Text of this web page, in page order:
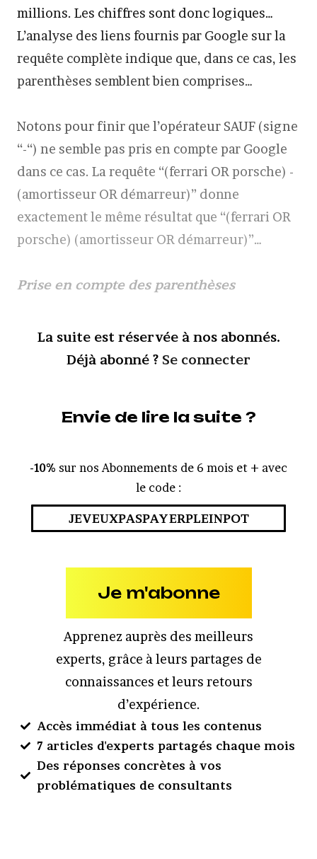
millions. Les chiffres sont donc logiques…
L’analyse des liens fournis par Google sur la
requête complète indique que, dans ce cas, les
parenthèses semblent bien comprises…
Notons pour finir que l’opérateur SAUF (signe
“-“) ne semble pas pris en compte par Google
dans ce cas. La requête “(ferrari OR porsche) -
(amortisseur OR démarreur)” donne
exactement le même résultat que “(ferrari OR
porsche) (amortisseur OR démarreur)”…
Prise en compte des parenthèses
La suite est réservée à nos abonnés.
Déjà abonné ? Se connecter
Envie de lire la suite ?
-10% sur nos Abonnements de 6 mois et + avec
le code :
JEVEUXPASPAYERPLEINPOT
Je m'abonne
Apprenez auprès des meilleurs
experts, grâce à leurs partages de
connaissances et leurs retours
d’expérience.
Accès immédiat à tous les contenus
7 articles d'experts partagés chaque mois
Des réponses concrètes à vos
problématiques de consultants